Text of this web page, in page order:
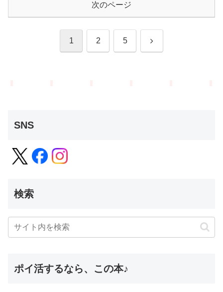
次のページ
1 2 5 次
SNS
検索
ポイ活するなら、この本♪